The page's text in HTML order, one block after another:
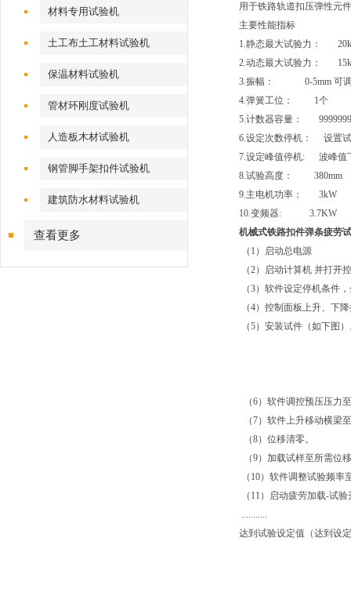
材料专用试验机
土工布土工材料试验机
保温材料试验机
管材环刚度试验机
人造板木材试验机
钢管脚手架扣件试验机
建筑防水材料试验机
查看更多
用于铁路轨道扣压弹性元
主要性能指标
1.静态最大试验力：
2.动态最大试验力：
3.振幅： 0-5mm 可
4.弹簧工位： 1个
5.计数器容量：
6.设定次数停机： 设置
7.设定峰值停机: 波峰值
8.试验高度： 380mm
9.主电机功率： 3kW
10.变频器: 3.7KW
机械式铁路扣件弹条疲劳
（1）启动总电源
（2）启动计算机 并打开
（3）软件设定停机条件
（4）控制面板上升、下
（5）安装试件（如下图
（6）软件调控预压压力
（7）软件上升移动横梁
（8）位移清零。
（9）加载试样至所需位
（10）软件调整试验频率
（11）启动疲劳加载-试验
...........
达到试验设定值（达到设